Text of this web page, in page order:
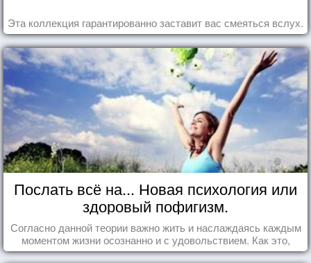
Эта коллекция гарантированно заставит вас смеяться вслух.
Послать всё на... Новая психология или
здоровый пофигизм.
Согласно данной теории важно жить и наслаждаясь каждым
моментом жизни осознанно и с удовольствием. Как это,
попробуем разобраться на реальных примерах.